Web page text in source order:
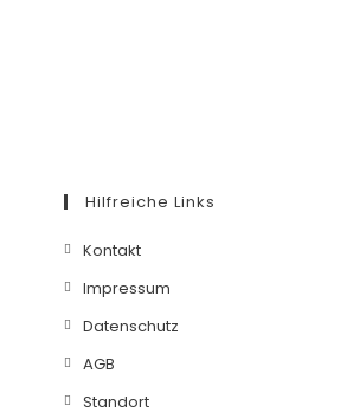
Hilfreiche Links
Kontakt
Impressum
Datenschutz
AGB
Standort